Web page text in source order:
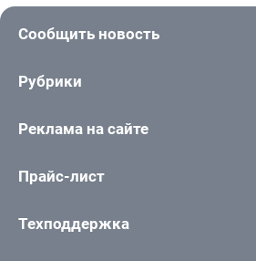
Сообщить новость
Рубрики
Реклама на сайте
Прайс-лист
Техподдержка